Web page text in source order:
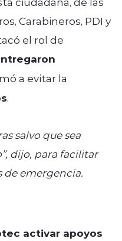
Carabineros, PDI y
el rol de
a evitar la
.
salvo que sea
dijo, para facilitar
de emergencia.
activar apoyos